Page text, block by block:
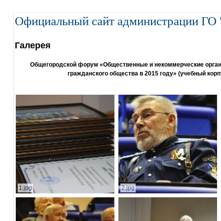
Официальный сайт администрации ГО
Галерея
Общегородской форум «Общественные и некоммерческие
гражданского общества в 2015 году» (учебный
1.jpg 2.jpg